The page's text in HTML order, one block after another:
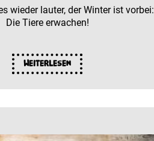
wieder lauter, der Winter ist vorbei:
Die Tiere erwachen!
Weiterlesen